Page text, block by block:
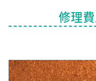
修理